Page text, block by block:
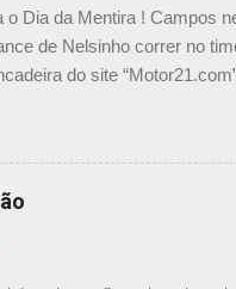
o Dia da Mentira ! Campos
de Nelsinho correr no
do site
abril –, afirmando que Nelson
15% das ações da
isso, um lugar no time a
esclarecida de uma vez por
Audetto, diretor da